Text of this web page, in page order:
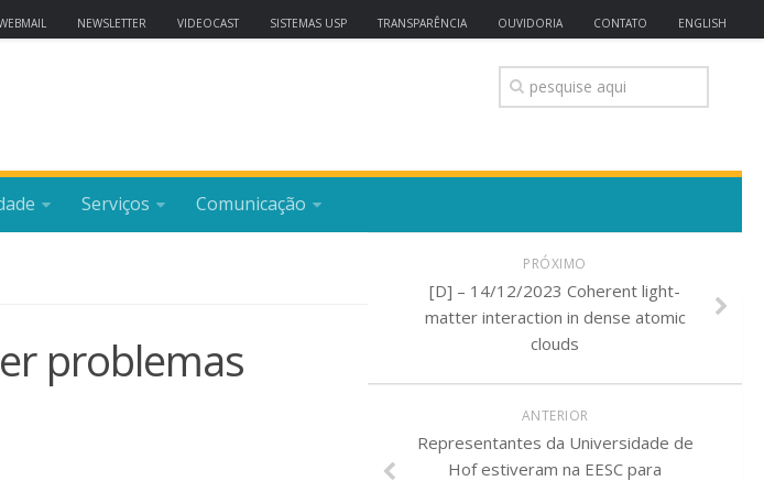
NEWSLETTER VIDEOCAST SISTEMAS USP TRANSPARÊNCIA OUVIDORIA CONTATO ENGLISH
Serviços Comunicação
problemas
PRÓXIMO
[D] – 14/12/2023 Coherent light-
matter interaction in dense atomic
clouds
ANTERIOR
Representantes da Universidade de
Hof estiveram na EESC para